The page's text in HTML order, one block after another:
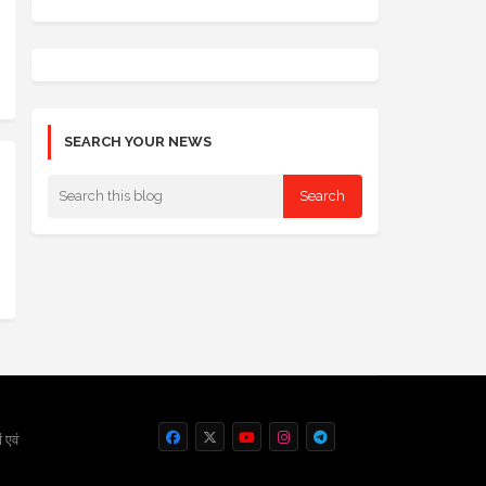
SEARCH YOUR NEWS
एवं